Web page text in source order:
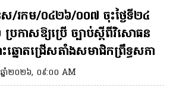
៤ ខែមេសា ឆ្នាំ២០២៦ ប្រកាសឱ្យប្រើ
ពីវិសោធនកម្មច្បាប់ស្តីពីការបោះឆ្នោត
ាំងសមាជិកព្រឹទ្ធសភា
ស/រកម/០៤២៦/០០៧ ចុះថ្ងៃទី២៤
រកាសឱ្យប្រើ ច្បាប់ស្តីពីវិសោធន
ះឆ្នោតជ្រើសតាំងសមាជិកព្រឹទ្ធសភា
នាំ២០២៦, ០៩:០០ AM